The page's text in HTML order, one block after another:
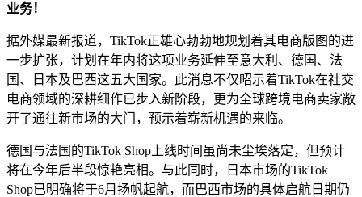
业务！
据外媒最新报道，TikTok正雄心勃勃地规划着其电商版图的进
一步扩张，计划在年内将这项业务延伸至意大利、德国、法
国、日本及巴西这五大国家。此消息不仅昭示着TikTok在社交
电商领域的深耕细作已步入新阶段，更为全球跨境电商卖家敞
开了通往新市场的大门，预示着崭新机遇的来临。
德国与法国的TikTok Shop上线时间虽尚未尘埃落定，但预计
将在今年后半段惊艳亮相。与此同时，日本市场的TikTok
Shop已明确将于6月扬帆起航，而巴西市场的具体启航日期仍